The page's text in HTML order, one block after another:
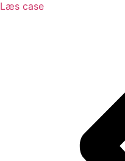
Læs case